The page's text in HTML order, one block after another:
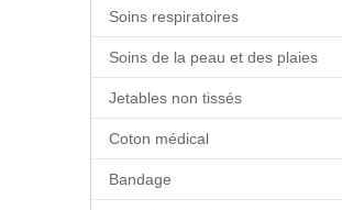
Soins respiratoires
Soins de la peau et des plaies
Jetables non tissés
Coton médical
Bandage